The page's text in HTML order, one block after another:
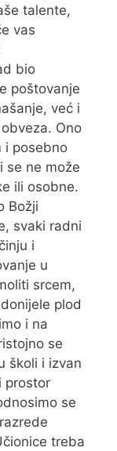
talente,
vas
bio
poštovanje
već i
Ono
i posebno
se ne može
ili osobne.
Božji
svaki radni
i
u
srcem,
plod
i na
se
školi i izvan
prostor
se
treba